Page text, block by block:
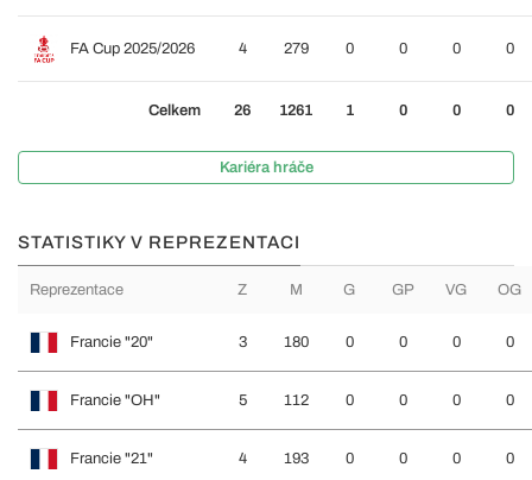
FA Cup 2025/2026 4 279 0 0 0 0
Celkem 26 1261 1 0 0 0
Kariéra hráče
STATISTIKY V REPREZENTACI
Reprezentace Z M G GP VG OG
Francie "20" 3 180 0 0 0 0
Francie "OH" 5 112 0 0 0 0
Francie "21" 4 193 0 0 0 0